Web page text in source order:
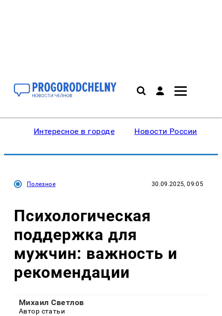
Интересное в городе Новости России
Полезное 30.09.2025, 09:05
Психологическая
поддержка для
мужчин: важность и
рекомендации
Михаил Светлов
Автор статьи